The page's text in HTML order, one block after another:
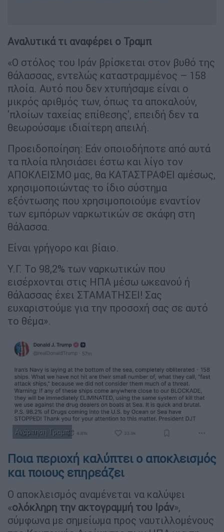
Αναλυτικά τι αναφέρει ο Τραμπ
«Ο στόλος του Ιράν βρίσκεται στον βυθό της
θάλασσας, εντελώς καταστραμμένος – 158
πλοία. Αυτό που δεν χτυπήσαμε είναι ο
μικρός αριθμός των, όπως τα αποκαλούν,
'πλοίων ταχείας επίθεσης', επειδή δεν τα
θεωρούσαμε ιδιαίτερη απειλή.
Προειδοποίηση: Εάν οποιοδήποτε από αυτά
τα πλοία πλησιάσει έστω και λίγο τον
ΑΠΟΚΛΕΙΣΜΟ μας, θα ΚΑΤΑΣΤΡΑΦΕΙ αμέσως,
χρησιμοποιώντας το ίδιο σύστημα
εξόντωσης που χρησιμοποιούμε εναντίον
των εμπόρων ναρκωτικών σε σκάφη στη
θάλασσα.
Είναι γρήγορο και βίαιο.
Υ.Γ. Το 98,2% των ναρκωτικών που
εισέρχονται στις ΗΠΑ μέσω ωκεανού ή
θάλασσας έχει ΣΤΑΜΑΤΗΣΕΙ! Σας
ευχαριστούμε για την προσοχή σας σε αυτό
το θέμα».
Ανάρτηση Τραμπ
Ποια περιοχή καλύπτει ο αποκλεισμός
και ποιους επηρεάζει
Ο αποκλεισμός αναμένεται να καλύψει
«ολόκληρη την ακτογραμμή του Ιράν»,
σύμφωνα με σημείωμα προς ναυτιλλομένους